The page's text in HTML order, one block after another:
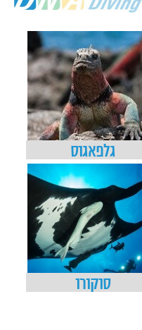
גלפאגוס
סוקורו